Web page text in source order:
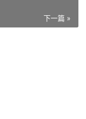
下一篇 »